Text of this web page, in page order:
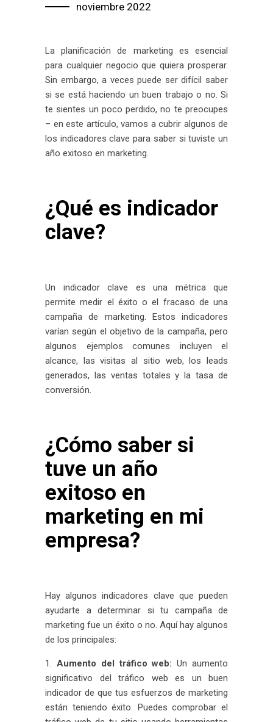
noviembre 2022
La planificación de marketing es esencial
para cualquier negocio que quiera prosperar.
Sin embargo, a veces puede ser difícil saber
si se está haciendo un buen trabajo o no. Si
te sientes un poco perdido, no te preocupes
– en este artículo, vamos a cubrir algunos de
los indicadores clave para saber si tuviste un
año exitoso en marketing.
¿Qué es indicador
clave?
Un indicador clave es una métrica que
permite medir el éxito o el fracaso de una
campaña de marketing. Estos indicadores
varían según el objetivo de la campaña, pero
algunos ejemplos comunes incluyen el
alcance, las visitas al sitio web, los leads
generados, las ventas totales y la tasa de
conversión.
¿Cómo saber si
tuve un año
exitoso en
marketing en mi
empresa?
Hay algunos indicadores clave que pueden
ayudarte a determinar si tu campaña de
marketing fue un éxito o no. Aquí hay algunos
de los principales:
Aumento del tráfico web:Un aumento
significativo del tráfico web es un buen
indicador de que tus esfuerzos de marketing
están teniendo éxito. Puedes comprobar el